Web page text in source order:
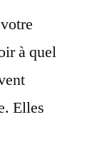
à quel
Elles